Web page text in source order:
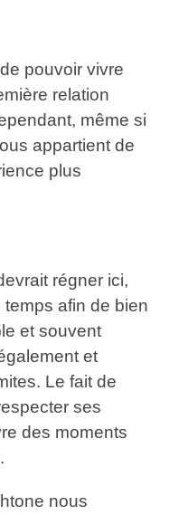
pouvoir vivre
relation
même si
appartient de
plus
régner ici,
temps afin de bien
et souvent
et
Le fait de
ses
des moments
nous